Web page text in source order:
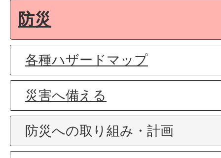
防災
各種ハザードマップ
災害へ備える
防災への取り組み・計画